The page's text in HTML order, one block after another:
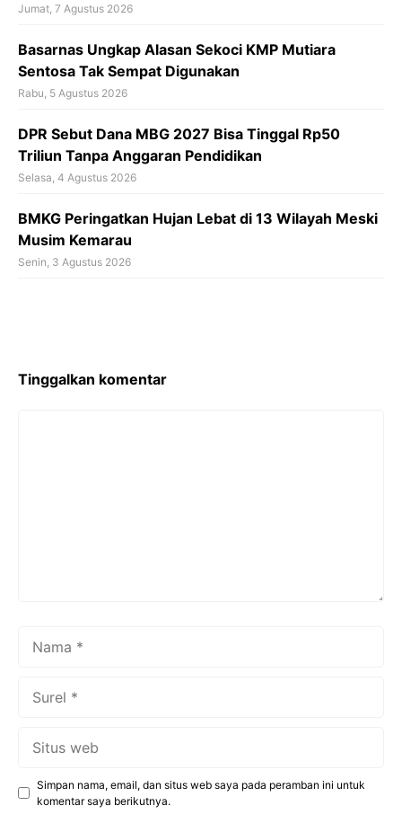
Jumat, 7 Agustus 2026
Basarnas Ungkap Alasan Sekoci KMP Mutiara
Sentosa Tak Sempat Digunakan
Rabu, 5 Agustus 2026
DPR Sebut Dana MBG 2027 Bisa Tinggal Rp50
Triliun Tanpa Anggaran Pendidikan
Selasa, 4 Agustus 2026
BMKG Peringatkan Hujan Lebat di 13 Wilayah Meski
Musim Kemarau
Senin, 3 Agustus 2026
Tinggalkan komentar
Simpan nama, email, dan situs web saya pada peramban ini untuk
komentar saya berikutnya.